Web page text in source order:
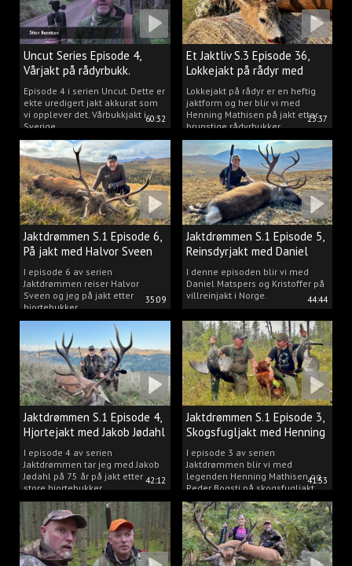
60:32
Uncut Series Episode 4,
Vårjakt på rådyrbukk.
Episode 4 i serien Uncut. Dette er
ekte uredigert jakt akkurat som
vi opplever det. Vårbukkjakt i
Sverige.
23:37
Et Jaktliv S.3 Episode 36,
Lokkejakt på rådyr med
Henning Mathisen
Lokkejakt på rådyr er en heftig
jaktform og her blir vi med
Henning Mathisen på jakt etter
brunstige rådyrbukker.
35:09
Jaktdrømmen S.1 Episode 6,
På jakt med Halvor Sveen
I episode 6 av serien
Jaktdrømmen reiser Halvor
Sveen og jeg på jakt etter
hjortebukker.
44:44
Jaktdrømmen S.1 Episode 5,
Reinsdyrjakt med Daniel
Matspers.
I denne episoden blir vi med
Daniel Matspers og Kristoffer på
villreinjakt i Norge.
42:12
Jaktdrømmen S.1 Episode 4,
Hjortejakt med Jakob Jødahl
I episode 4 av serien
Jaktdrømmen tar jeg med Jakob
Jødahl på 75 år på jakt etter
store hjortebukker.
41:53
Jaktdrømmen S.1 Episode 3,
Skogsfugljakt med Henning
og Peder
I episode 3 av serien
Jaktdrømmen blir vi med
legenden Henning Mathisen og
Peder Bogsti på skogsfugljakt.